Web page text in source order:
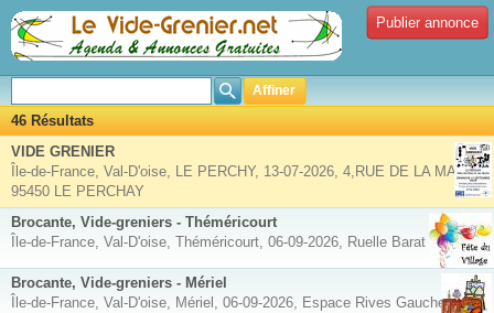
Publier annonce
Affiner
46 Résultats
VIDE GRENIER
Île-de-France, Val-D'oise, LE PERCHY, 13-07-2026, 4,RUE DE LA MAIRIE
95450 LE PERCHAY
Brocante, Vide-greniers - Théméricourt
Île-de-France, Val-D'oise, Théméricourt, 06-09-2026, Ruelle Barat
Brocante, Vide-greniers - Mériel
Île-de-France, Val-D'oise, Mériel, 06-09-2026, Espace Rives Gauche